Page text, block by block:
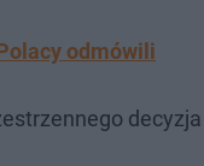
odmówili